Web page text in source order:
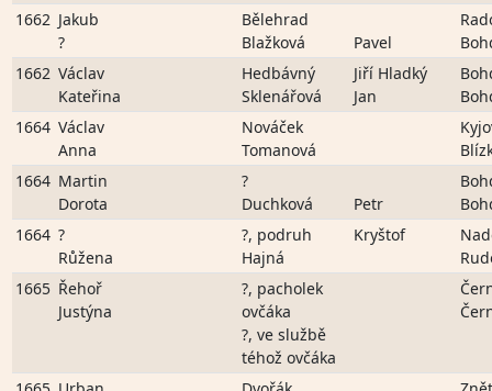
1662 Jakub
?
Bělehrad
Blažková
Pavel
1662 Václav
Kateřina
Hedbávný
Sklenářová
Jiří Hladký
Jan
1664 Václav
Anna
Nováček
Tomanová
1664 Martin
Dorota
?
Duchková
Petr
1664 ?
Růžena
?, podruh
Hajná
Kryštof
1665 Řehoř
Justýna
?, pacholek
ovčáka
?, ve službě
téhož ovčáka